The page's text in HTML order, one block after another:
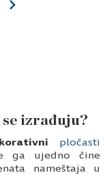
se izrađuju?
pločasti
ga ujedno čine
nameštaja u